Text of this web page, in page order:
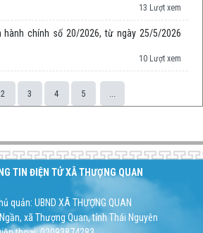
13 Lượt xem
chính số 20/2026, từ ngày 25/5/2026
10 Lượt xem
2 3 4 5 ...
TIN ĐIỆN TỬ XÃ THƯỢNG QUAN
quản: UBND XÃ THƯỢNG QUAN
xã Thượng Quan, tỉnh Thái Nguyên